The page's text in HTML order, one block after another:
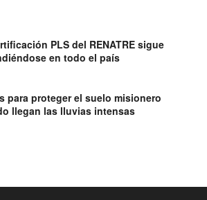
PLS del RENATRE sigue
en todo el país
para proteger el suelo misionero
llegan las lluvias intensas